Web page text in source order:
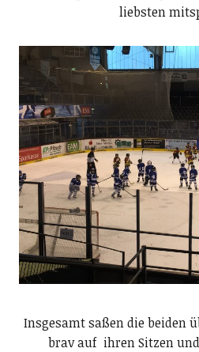
liebsten
Insgesamt saßen die beiden
brav auf ihren Sitzen